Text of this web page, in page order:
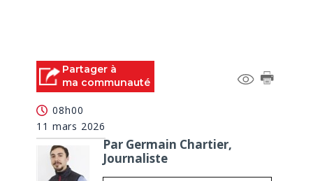
Partager à
ma communauté
08h00
11 mars 2026
Par Germain Chartier,
Journaliste